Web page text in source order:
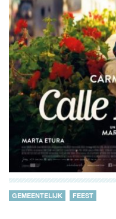
GEMEENTELIJK FEEST